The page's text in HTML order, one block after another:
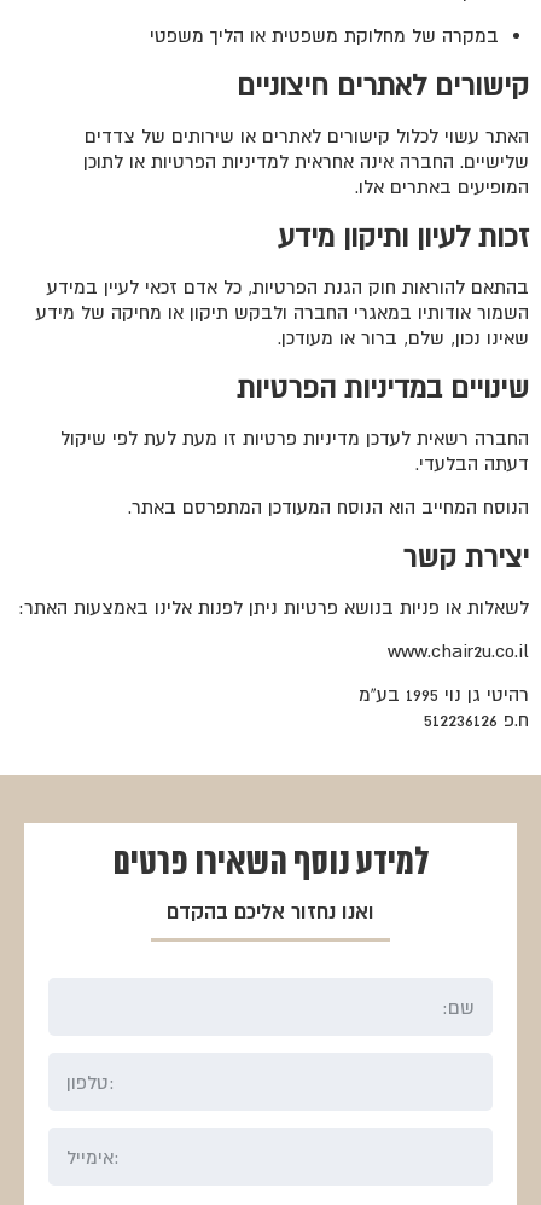
במקרה של מחלוקת משפטית או הליך משפטי
קישורים לאתרים חיצוניים
האתר עשוי לכלול קישורים לאתרים או שירותים של צדדים
שלישיים. החברה אינה אחראית למדיניות הפרטיות או לתוכן
המופיעים באתרים אלו.
זכות לעיון ותיקון מידע
בהתאם להוראות חוק הגנת הפרטיות, כל אדם זכאי לעיין במידע
השמור אודותיו במאגרי החברה ולבקש תיקון או מחיקה של מידע
שאינו נכון, שלם, ברור או מעודכן.
שינויים במדיניות הפרטיות
החברה רשאית לעדכן מדיניות פרטיות זו מעת לעת לפי שיקול
דעתה הבלעדי.
הנוסח המחייב הוא הנוסח המעודכן המתפרסם באתר.
יצירת קשר
לשאלות או פניות בנושא פרטיות ניתן לפנות אלינו באמצעות האתר:
www.chair2u.co.il
רהיטי גן נוי 1995 בע”מ
ח.פ 512236126
למידע נוסף השאירו פרטים
ואנו נחזור אליכם בהקדם